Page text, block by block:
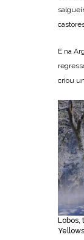
E na
criou
Lobos,